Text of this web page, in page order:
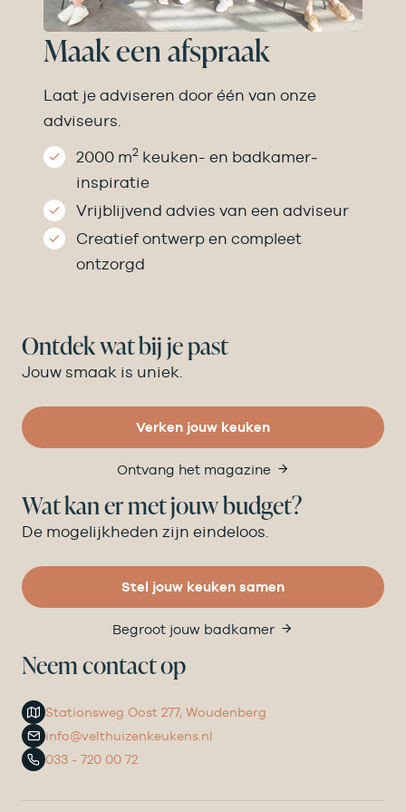
Maak een afspraak
Laat je adviseren door één van onze
adviseurs.
2000 m2 keuken- en badkamer­
inspiratie
Vrijblijvend advies van een adviseur
Creatief ontwerp en compleet
ontzorgd
Ontdek wat bij je past
Jouw smaak is uniek.
Verken jouw keuken
Ontvang het magazine
Wat kan er met jouw budget?
De mogelijkheden zijn eindeloos.
Stel jouw keuken samen
Begroot jouw badkamer
Neem contact op
Stationsweg Oost 277, Woudenberg
info@velthuizenkeukens.nl
033 - 720 00 72